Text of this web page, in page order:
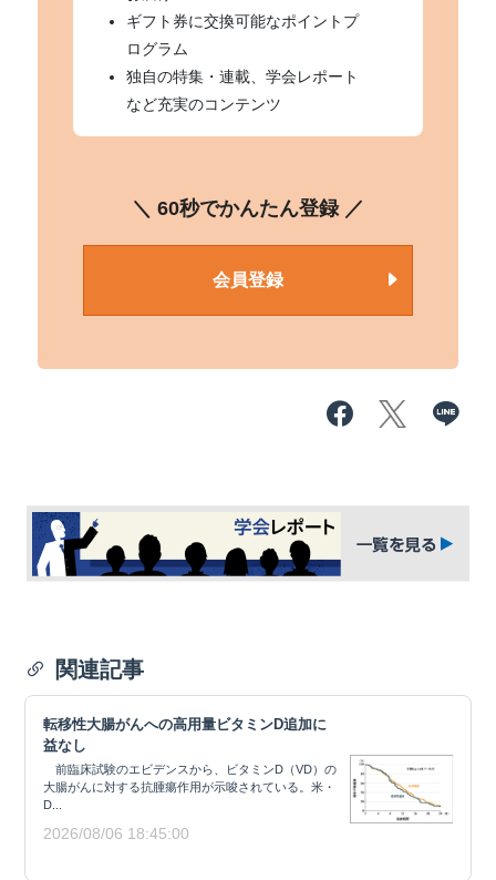
ギフト券に交換可能なポイントプ
ログラム
独自の特集・連載、学会レポート
など充実のコンテンツ
＼ 60秒でかんたん登録 ／
会員登録
関連記事
転移性大腸がんへの高用量ビタミンD追加に
益なし
前臨床試験のエビデンスから、ビタミンD（VD）の
大腸がんに対する抗腫瘍作用が示唆されている。米・
D...
2026/08/06 18:45:00